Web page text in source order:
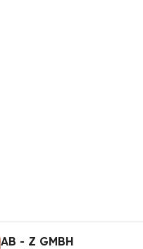
AB - Z GMBH